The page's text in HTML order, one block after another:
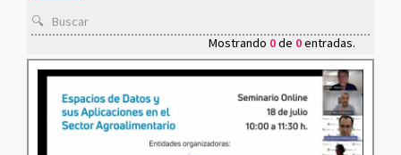
Mostrando 0de 0entradas.